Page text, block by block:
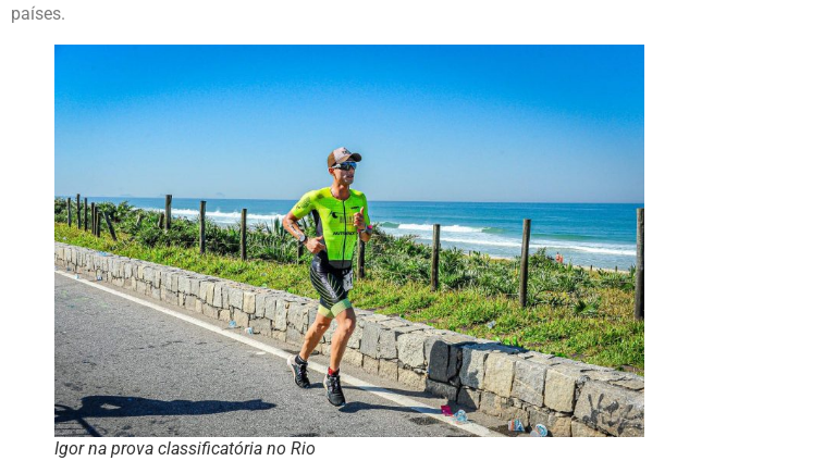
países.
Igor na prova classificatória no Rio